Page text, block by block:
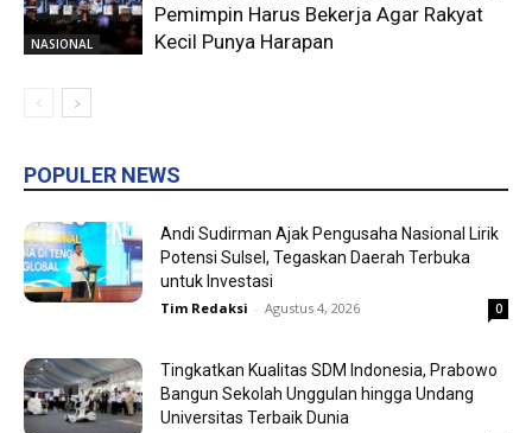
NASIONAL
Pemimpin Harus Bekerja Agar Rakyat
Kecil Punya Harapan
POPULER NEWS
Andi Sudirman Ajak Pengusaha Nasional Lirik
Potensi Sulsel, Tegaskan Daerah Terbuka
untuk Investasi
Tim Redaksi - Agustus 4, 2026 0
Tingkatkan Kualitas SDM Indonesia, Prabowo
Bangun Sekolah Unggulan hingga Undang
Universitas Terbaik Dunia